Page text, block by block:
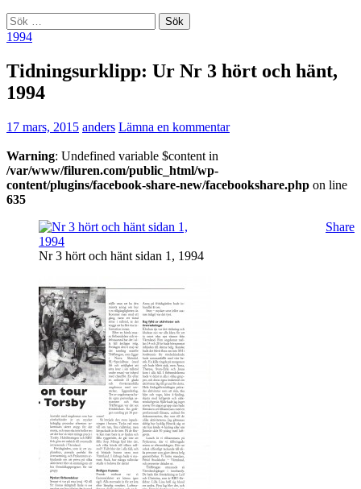
Sök
efter:
1994
Tidningsurklipp: Ur Nr 3 hört och hänt,
1994
17 mars, 2015 anders Lämna en kommentar
Warning: Undefined variable $content in
/var/www/filuren.com/public_html/wp-
content/plugins/facebook-share-new/facebookshare.php on line
635
Share
Nr 3 hört och hänt sidan 1, 1994